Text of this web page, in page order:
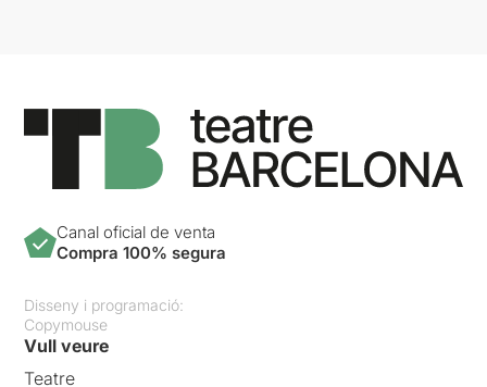
Canal oficial de venta
Compra 100% segura
Disseny i programació:
Copymouse
Vull veure
Teatre